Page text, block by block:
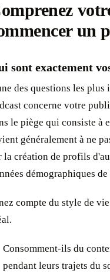
un
sont exactement
des questions les plus
concerne votre
le piège qui consiste à
généralement à ne
la création de profils
démographiques de
compte du style de
Consomment-ils du
pendant leurs trajets du